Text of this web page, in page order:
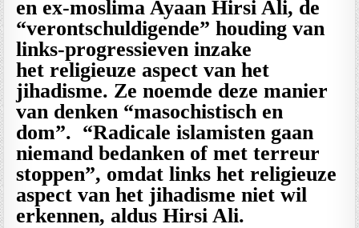
en ex-moslima Ayaan Hirsi Ali, de
“verontschuldigende” houding van
links-progressieven inzake
het religieuze aspect van het
jihadisme. Ze noemde deze manier
van denken “masochistisch en
dom”. “Radicale islamisten gaan
niemand bedanken of met terreur
stoppen”, omdat links het religieuze
aspect van het jihadisme niet wil
erkennen, aldus Hirsi Ali.